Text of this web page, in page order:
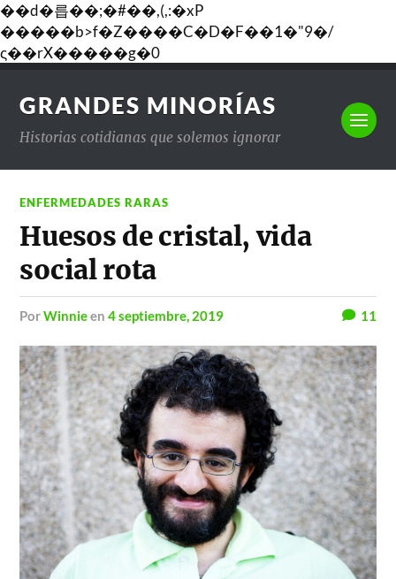
��d�릅��;�#��,(,:�xP
�����b>f�Z����C�D�F��1�"9�/
ς��rX�����g�0
GRANDES MINORÍAS
Historias cotidianas que solemos ignorar
ENFERMEDADES RARAS
Huesos de cristal, vida
social rota
porWinnieen4 septiembre, 2019 11